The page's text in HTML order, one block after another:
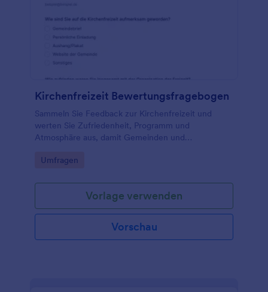
Kirchenfreizeit Bewertungsfragebogen
Sammeln Sie Feedback zur Kirchenfreizeit und
werten Sie Zufriedenheit, Programm und
Atmosphäre aus, damit Gemeinden und
verbessern können.
Go to Category:
Umfragen
Vorlage verwenden
Vorschau